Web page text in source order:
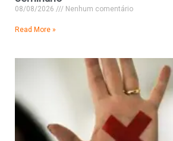
08/08/2026 Nenhum comentário
Read More »